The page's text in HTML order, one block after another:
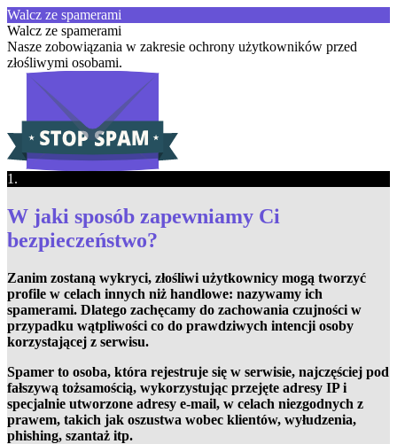
Walcz ze spamerami
Walcz ze spamerami
Nasze zobowiązania w zakresie ochrony użytkowników przed
złośliwymi osobami.
1.
W jaki sposób zapewniamy Ci
bezpieczeństwo?
Zanim zostaną wykryci, złośliwi użytkownicy mogą tworzyć
profile w celach innych niż handlowe: nazywamy ich
spamerami. Dlatego zachęcamy do zachowania czujności w
przypadku wątpliwości co do prawdziwych intencji osoby
korzystającej z serwisu.
Spamer to osoba, która rejestruje się w serwisie, najczęściej pod
fałszywą tożsamością, wykorzystując przejęte adresy IP i
specjalnie utworzone adresy e-mail, w celach niezgodnych z
prawem, takich jak oszustwa wobec klientów, wyłudzenia,
phishing, szantaż itp.